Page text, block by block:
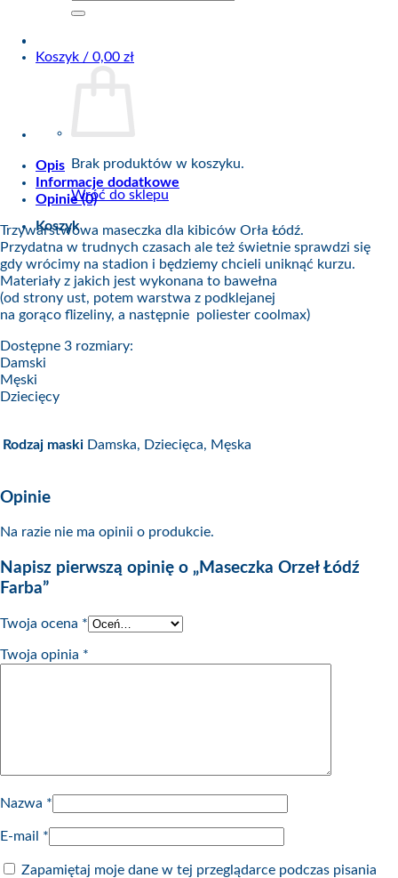
Koszyk / 0,00 zł
Brak produktów w koszyku.
Wróć do sklepu
Koszyk
Opis
Informacje dodatkowe
Opinie (0)
Trzywarstwowa maseczka dla kibiców Orła Łódź.
Przydatna w trudnych czasach ale też świetnie sprawdzi się
gdy wrócimy na stadion i będziemy chcieli uniknąć kurzu.
Materiały z jakich jest wykonana to bawełna
(od strony ust, potem warstwa z podklejanej
na gorąco flizeliny, a następnie poliester coolmax)
Dostępne 3 rozmiary:
Damski
Męski
Dziecięcy
Rodzaj maski Damska, Dziecięca, Męska
Opinie
Na razie nie ma opinii o produkcie.
Napisz pierwszą opinię o „Maseczka Orzeł Łódź
Farba”
Twoja ocena *
Twoja opinia *
Nazwa *
E-mail *
Zapamiętaj moje dane w tej przeglądarce podczas pisania